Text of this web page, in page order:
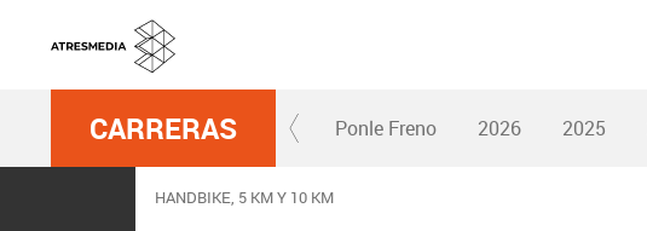
CARRERAS Ponle Freno 2026 2025
HANDBIKE, 5 KM Y 10 KM